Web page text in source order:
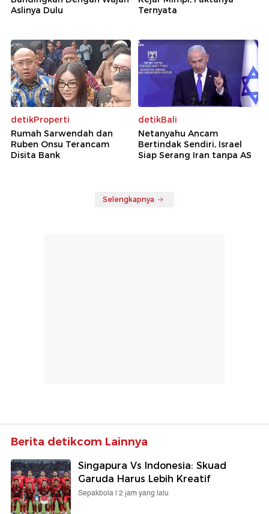
Aslinya Dulu
Ternyata
detikProperti
Rumah Sarwendah dan
Ruben Onsu Terancam
Disita Bank
detikBali
Netanyahu Ancam
Bertindak Sendiri, Israel
Siap Serang Iran tanpa AS
Selengkapnya
Berita detikcom Lainnya
Singapura Vs Indonesia: Skuad
Garuda Harus Lebih Kreatif
Sepakbola | 2 jam yang lalu